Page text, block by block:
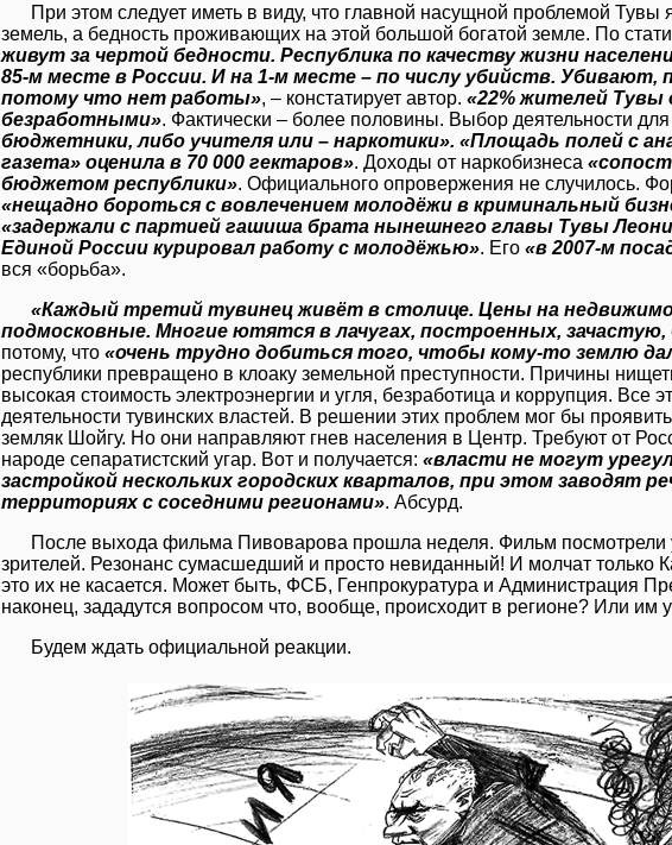
При этом следует иметь в виду, что главной насущной проблемой Тувы
земель, а бедность проживающих на этой большой богатой земле. По
живут за чертой бедности. Республика по качеству жизни
85-м месте в России. И на 1-м месте – по числу убийств.
потому что нет работы», – констатирует автор. «22% жителей
безработными». Фактически – более половины. Выбор деятельности
бюджетники, либо учителя или – наркотики». «Площадь полей с
газета» оценила в 70 000 гектаров». Доходы от наркобизнеса
бюджетом республики». Официального опровержения не случилось.
«нещадно бороться с вовлечением молодёжи в криминальный
«задержали с партией гашиша брата нынешнего главы Тувы
Единой России курировал работу с молодёжью». Его «в 2007‑м
вся «борьба».
«Каждый третий тувинец живёт в столице. Цены на
подмосковные. Многие ютятся в лачугах, построенных, зачастую,
потому, что «очень трудно добиться того, чтобы кому-то землю
республики превращено в клоаку земельной преступности. Причины
высокая стоимость электроэнергии и угля, безработица и коррупция. Все
деятельности тувинских властей. В решении этих проблем мог бы
земляк Шойгу. Но они направляют гнев населения в Центр. Требуют от
народе сепаратистский угар. Вот и получается: «власти не могут
застройкой нескольких городских кварталов, при этом заводят
территориях с соседними регионами». Абсурд.
После выхода фильма Пивоварова прошла неделя. Фильм посмотрели
зрителей. Резонанс сумасшедший и просто невиданный! И молчат только
это их не касается. Может быть, ФСБ, Генпрокуратура и Администрация
наконец, зададутся вопросом что, вообще, происходит в регионе? Или им
Будем ждать официальной реакции.